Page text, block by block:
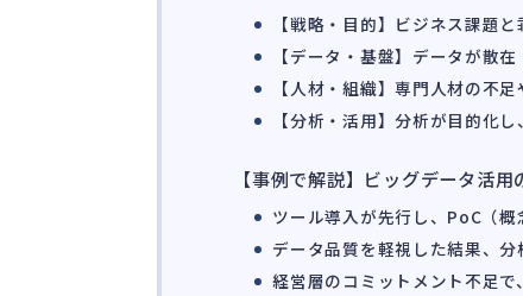
【戦略・目的】ビジネス課題
【データ・基盤】データが散
【人材・組織】専門人材の不
【分析・活用】分析が目的化
【事例で解説】ビッグデータ活
ツール導入が先行し、PoC（
データ品質を軽視した結果、
経営層のコミットメント不足